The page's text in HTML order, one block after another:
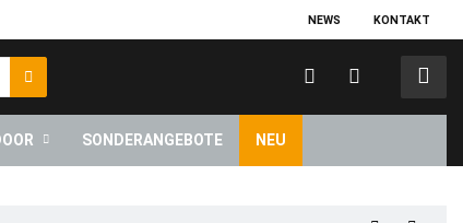
NEWS KONTAKT
SONDERANGEBOTE NEU